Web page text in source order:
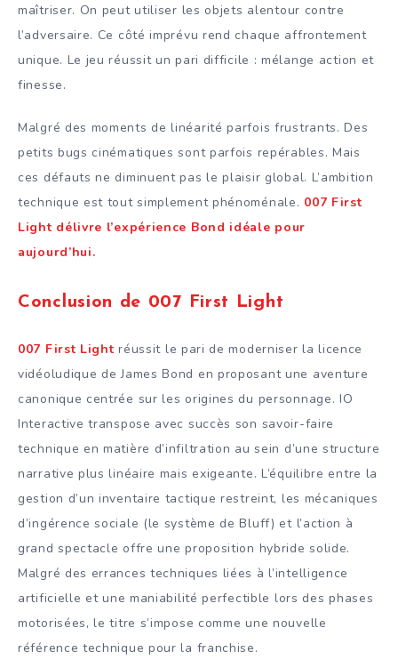
maîtriser. On peut utiliser les objets alentour contre
l’adversaire. Ce côté imprévu rend chaque affrontement
unique. Le jeu réussit un pari difficile : mélange action et
finesse.
Malgré des moments de linéarité parfois frustrants. Des
petits bugs cinématiques sont parfois repérables. Mais
ces défauts ne diminuent pas le plaisir global. L’ambition
technique est tout simplement phénoménale. 007 First
Light délivre l’expérience Bond idéale pour
aujourd’hui.
Conclusion de 007 First Light
007 First Light réussit le pari de moderniser la licence
vidéoludique de James Bond en proposant une aventure
canonique centrée sur les origines du personnage. IO
Interactive transpose avec succès son savoir-faire
technique en matière d’infiltration au sein d’une structure
narrative plus linéaire mais exigeante. L’équilibre entre la
gestion d’un inventaire tactique restreint, les mécaniques
d’ingérence sociale (le système de Bluff) et l’action à
grand spectacle offre une proposition hybride solide.
Malgré des errances techniques liées à l’intelligence
artificielle et une maniabilité perfectible lors des phases
motorisées, le titre s’impose comme une nouvelle
référence technique pour la franchise.